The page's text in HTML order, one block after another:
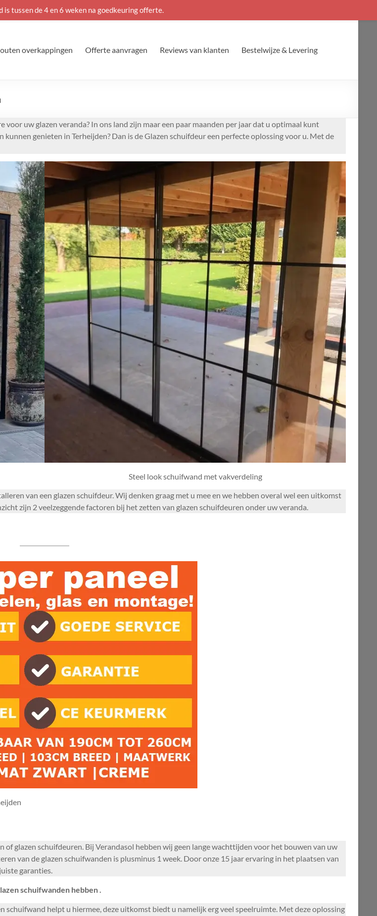
overkappingen Offerte aanvragen Reviews van klanten
Bestelwijze & Levering
uw glazen veranda? In ons land zijn maar een paar maanden per jaar dat u optimaal kunt
genieten in Terheijden? Dan is de Glazen schuifdeur een perfecte oplossing voor u. Met de
Steel look schuifwand met vakverdeling
van een glazen schuifdeur. Wij denken graag met u mee en we hebben overal wel een uitkomst
zijn 2 veelzeggende factoren bij het zetten van glazen schuifdeuren onder uw veranda.
glazen schuifdeuren. Bij Verandasol hebben wij geen lange wachttijden voor het bouwen van uw
van de glazen schuifwanden is plusminus 1 week. Door onze 15 jaar ervaring in het plaatsen van
garanties.
schuifwanden hebben .
helpt u hiermee, deze uitkomst biedt u namelijk erg veel speelruimte. Met deze oplossing
is tussen de 4 en 6 weken na goedkeuring offerte.